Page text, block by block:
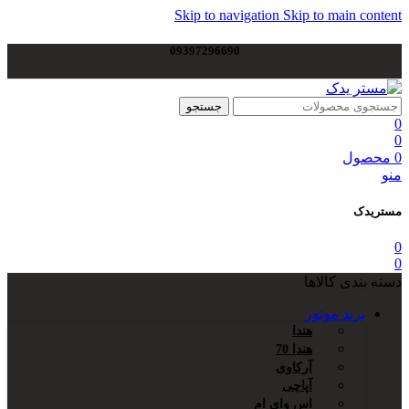
Skip to navigation Skip to main content
09397296690
جستجو
0
0
0 محصول
منو
مستریدک
0
0
دسته بندی کالاها
برند موتور
هندا
هندا 70
آرکاوی
آپاچی
اس وای ام